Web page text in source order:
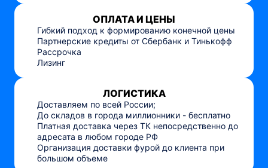
ОПЛАТА И ЦЕНЫ
Гибкий подход к формированию конечной цены
Партнерские кредиты от Сбербанк и Тинькофф
Рассрочка
Лизинг
ЛОГИСТИКА
Доставляем по всей России;
До складов в города миллионники - бесплатно
Платная доставка через ТК непосредственно до
адресата в любом городе РФ
Организация доставки фурой до клиента при
большом объеме